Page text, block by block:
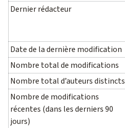
Dernier rédacteur
Date de la dernière modification
Nombre total de modifications
Nombre total d’auteurs distincts
Nombre de modifications
récentes (dans les derniers 90
jours)